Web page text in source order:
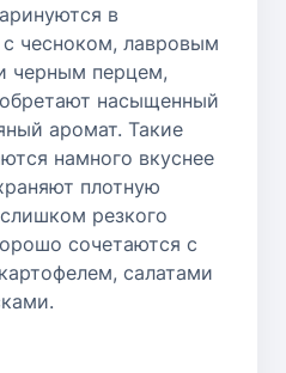
в
чесноком, лавровым
черным перцем,
насыщенный
аромат. Такие
намного вкуснее
плотную
резкого
сочетаются с
салатами